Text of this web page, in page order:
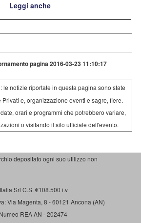
Leggi anche
pagina 2016-03-23 11:10:17
: le notizie riportate in questa pagina sono state
e, organizzazione eventi e sagre, fiere.
orari e programmi che potrebbero variare,
o visitando il sito ufficiale dell'evento.
depositato ogni suo utilizzo non
Srl C.S. €108.500 i.v
Via Magenta, 8 - 60121 Ancona (AN)
REA AN - 202474